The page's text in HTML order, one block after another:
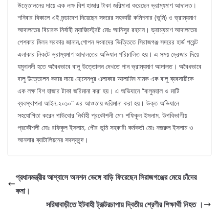
উত্তোলনের দায়ে এক লক্ষ বিশ হাজার টাকা জরিমানা করেছেন ভ্রাম্যমাণ আদালত।
শনিবার বিকালে এই দন্ডাদেশ দিয়েছেন সদরের সহকারী কমিশনার (ভূমি) ও ভ্রাম্যমাণ
আদালতের বিচারক নির্বাহী ম্যাজিস্ট্রেট মোঃ আনিসুর রহমান। ভ্রাম্যমাণ আদালতের
পেশকার মিলন সরকার জানান,গোপন সংবাদের ভিত্তিতে সিরাজগঞ্জ সদরের হার্ড পয়েন্ট
এলাকার নিকটে ভ্রাম্যমাণ আদালতের অভিযান পরিচালিত হয়। এ সময় ড্রেজার দিয়ে
যমুনানদী হতে অবৈধভাবে বালু উত্তোলন দেখতে পান ভ্রাম্যমাণ আদালত। অবৈধভাবে
বালু উত্তোলন করার দায়ে হোসেনপুর এলাকার আলামিন নামক এক বালু ব্যবসায়ীকে
এক লক্ষ বিশ হাজার টাকা জরিমানা করা হয়। এ অভিযানে “বালুমহাল ও মাটি
ব্যবস্থাপনা আইন,২০১০” এর আওতায় জরিমানা করা হয়। উক্ত অভিযানে
সহযোগিতা করেন পাউবোর নির্বাহী প্রকৌশলী মোঃ শফিকুল ইসলাম, উপবিভাগীয়
প্রকৌশলী মোঃ রফিকুল ইসলাম, পৌর ভূমি সহকারী কর্মকর্তা মোঃ নজরুল ইসলাম ও
আনসার ব্যাটালিয়নের সদস্যবৃন্দ।
প্রধানমন্ত্রীর আশ্বাসে অনশন ভেঙ্গে বাড়ি ফিরেছেন সিরাজগঞ্জের মেয়ে চাঁদের
কনা।
সরিষাবাড়ীতে ইটবাহী ট্রাক্টরচাপায় দ্বিতীয় শ্রেণীর শিক্ষার্থী নিহত ।